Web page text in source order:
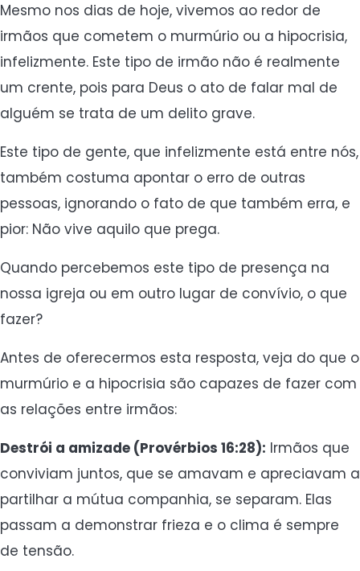
Mesmo nos dias de hoje, vivemos ao redor de
irmãos que cometem o murmúrio ou a hipocrisia,
infelizmente. Este tipo de irmão não é realmente
um crente, pois para Deus o ato de falar mal de
alguém se trata de um delito grave.
Este tipo de gente, que infelizmente está entre nós,
também costuma apontar o erro de outras
pessoas, ignorando o fato de que também erra, e
pior: Não vive aquilo que prega.
Quando percebemos este tipo de presença na
nossa igreja ou em outro lugar de convívio, o que
fazer?
Antes de oferecermos esta resposta, veja do que o
murmúrio e a hipocrisia são capazes de fazer com
as relações entre irmãos:
Destrói a amizade (Provérbios 16:28): Irmãos que
conviviam juntos, que se amavam e apreciavam a
partilhar a mútua companhia, se separam. Elas
passam a demonstrar frieza e o clima é sempre
de tensão.